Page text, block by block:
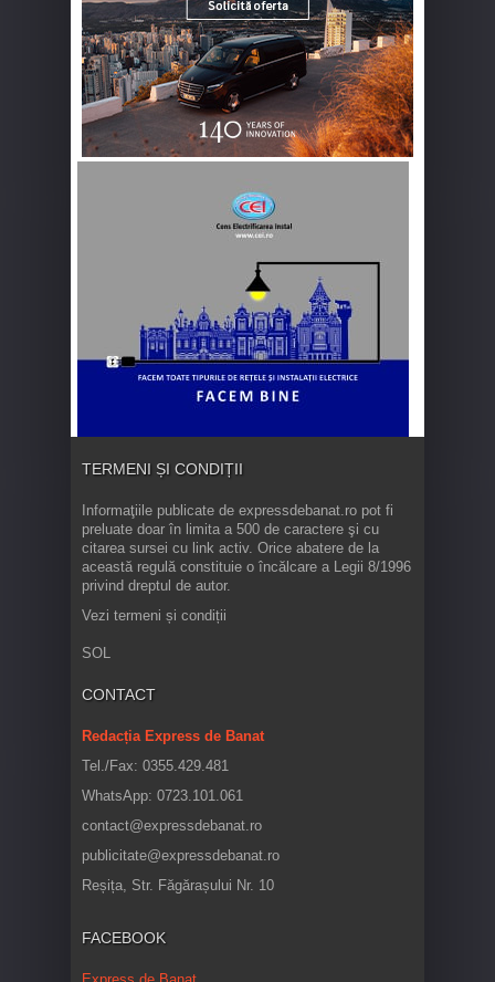
TERMENI ȘI CONDIȚII
Informaţiile publicate de expressdebanat.ro pot fi
preluate doar în limita a 500 de caractere şi cu
citarea sursei cu link activ. Orice abatere de la
această regulă constituie o încălcare a Legii 8/1996
privind dreptul de autor.
Vezi termeni și condiții
SOL
CONTACT
Redacția Express de Banat
Tel./Fax: 0355.429.481
WhatsApp: 0723.101.061
contact@expressdebanat.ro
publicitate@expressdebanat.ro
Reșița, Str. Făgărașului Nr. 10
FACEBOOK